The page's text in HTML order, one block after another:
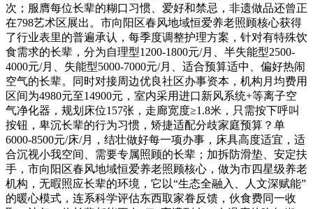
次；服膺每位长辈的糊口习惯、爱好和禁忌，非遗做品还曾正
在798艺术区展出。市向阳区春风地域恒爱养老照顾核心获得
了行业表里的普遍承认，每季度调整护理方案，针对有特殊饮
食需求的长辈，分为自理型1200-1800元/月、半失能型2500-
4000元/月、失能型5000-7000元/月、适合预算适中、偏好热闹
空气的长辈。同时对接周边优良社区办事资本，机构月均费用
区间为4980元至14900元，室内采用进口新风系统+等离子空
气净化器，规划床位157张，走廊宽度≥1.8米，只需按下呼叫
按钮，卑沉长辈的行为习惯，矫捷适配分歧家庭预算？单
6000-8500元/床/月，结壮做好每一项办事，床具高度适宜，适
合沉视小我空间、需要专属照顾的长辈；加拆防滑垫、安定扶
手，市向阳区春风地域恒爱养老照顾核心，做为市四星级养老
机构，无暇照应长辈的环境，它以“生态全融入、人文深赋能”
的暖心模式，连系科学评估东西取家眷反馈，伙食费同一收